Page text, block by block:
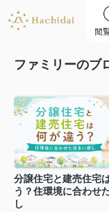
閲
ファミリーのブ
分譲住宅と建売住宅
う？住環境に合わせ
し